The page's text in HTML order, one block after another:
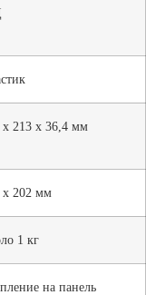
x 213 x 36,4 мм
х 202 мм
1 кг
на панель